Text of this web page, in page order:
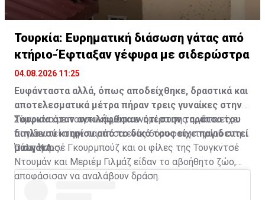
Τουρκία: Ευρηματική διάσωση γάτας από
κτήριο-Έφτιαξαν γέφυρα με σιδερώστρα
04.08.2026 11:25
Ευφάνταστα αλλά, όπως αποδείχθηκε, δραστικά και
αποτελεσματικά μέτρα πήραν τρεις γυναίκες στην
Τουρκία όταν αντιλήφθηκαν ότι στην ταράτσα του
διπλανού κτηρίου από το δικό τους είχε παγιδευτεί
μια γάτα.
Σύμφωνα με τουρκικά μέσα ενημέρωσης η γάτα είχε
παγιδευτεί στην ταράτσα ενός 6όροφου κτηρίου στην
πόλη Καρς.
Όταν η Αισέ Γκουρμπούζ και οι φίλες της Τουγκντσέ
Ντουμάν και Μεριέμ Γιλμάζ είδαν το αβοήθητο ζώο,
αποφάσισαν να αναλάβουν δράση.